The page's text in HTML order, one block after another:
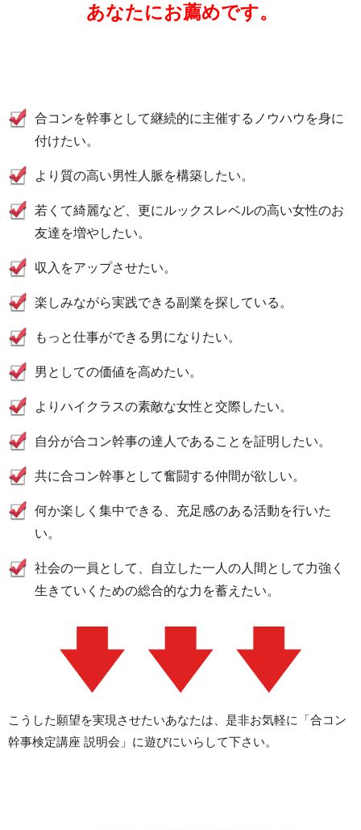
あなたにお薦めです。
合コンを幹事として継続的に主催するノウハウを身に
付けたい。
より質の高い男性人脈を構築したい。
若くて綺麗など、更にルックスレベルの高い女性のお
友達を増やしたい。
収入をアップさせたい。
楽しみながら実践できる副業を探している。
もっと仕事ができる男になりたい。
男としての価値を高めたい。
よりハイクラスの素敵な女性と交際したい。
自分が合コン幹事の達人であることを証明したい。
共に合コン幹事として奮闘する仲間が欲しい。
何か楽しく集中できる、充足感のある活動を行いた
い。
社会の一員として、自立した一人の人間として力強く
生きていくための総合的な力を蓄えたい。
こうした願望を実現させたいあなたは、是非お気軽に「合コン
幹事検定講座 説明会」に遊びにいらして下さい。